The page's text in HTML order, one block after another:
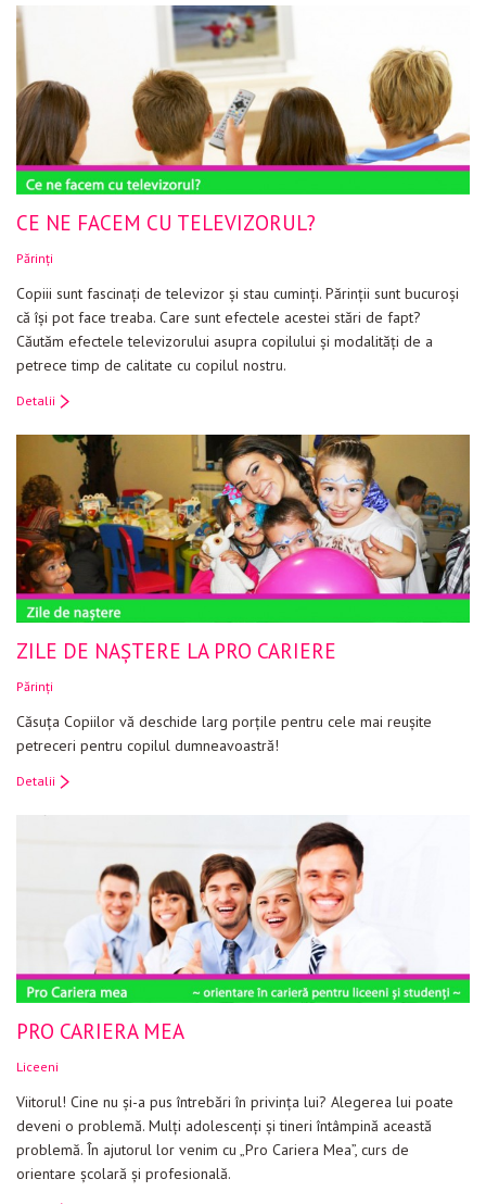
CE NE FACEM CU TELEVIZORUL?
Părinți
Copiii sunt fascinaţi de televizor şi stau cuminţi. Părinţii sunt bucuroşi
că îşi pot face treaba. Care sunt efectele acestei stări de fapt?
Căutăm efectele televizorului asupra copilului şi modalităţi de a
petrece timp de calitate cu copilul nostru.
Detalii
ZILE DE NAȘTERE LA PRO CARIERE
Părinți
Căsuţa Copiilor vă deschide larg porţile pentru cele mai reuşite
petreceri pentru copilul dumneavoastră!
Detalii
PRO CARIERA MEA
Liceeni
Viitorul! Cine nu şi-a pus întrebări în privinţa lui? Alegerea lui poate
deveni o problemă. Mulţi adolescenţi şi tineri întâmpină această
problemă. În ajutorul lor venim cu „Pro Cariera Mea”, curs de
orientare şcolară şi profesională.